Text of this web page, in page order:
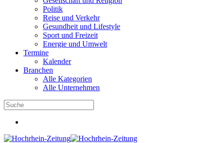
Politik
Reise und Verkehr
Gesundheit und Lifestyle
Sport und Freizeit
Energie und Umwelt
Termine
Kalender
Branchen
Alle Kategorien
Alle Unternehmen